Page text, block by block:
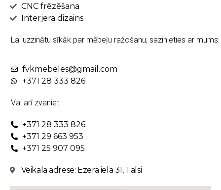
CNC frēzēšana
Interjera dizains
Lai uzzinātu sīkāk par mēbeļu ražošanu, sazinieties ar mums:
fvkmebeles@gmail.com
+371 28 333 826
Vai arī zvaniet:
+371 28 333 826
+371 29 663 953
+371 25 907 095
Veikala adrese: Ezera iela 31, Talsi